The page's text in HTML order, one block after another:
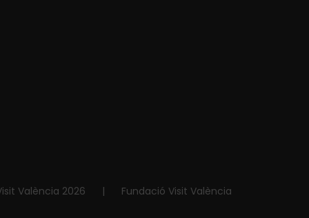
València 2026 | Fundació Visit València